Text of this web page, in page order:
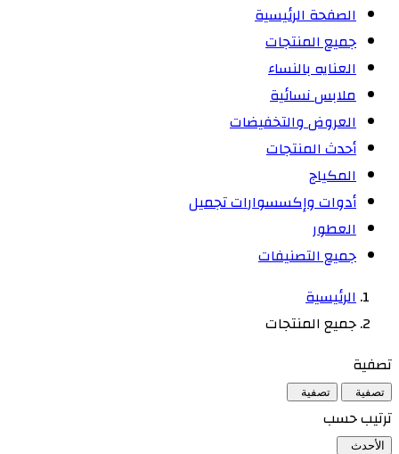
الصفحة الرئيسية
جميع المنتجات
العنايه بالنساء
ملابس نسائية
العروض والتخفيضات
أحدث المنتجات
المكياج
أدوات وإكسسوارات تجميل
العطور
جميع التصنيفات
الرئيسية
جميع المنتجات
تصفية
تصفية تصفية
ترتيب حسب
الأحدث